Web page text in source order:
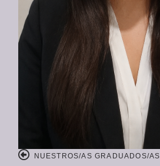
NUESTROS/AS GRADUADOS/AS